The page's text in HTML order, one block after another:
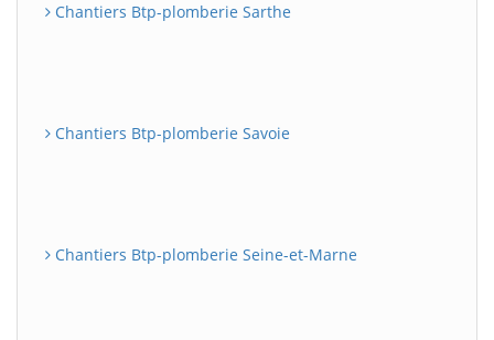
Chantiers Btp-plomberie Sarthe
Chantiers Btp-plomberie Savoie
Chantiers Btp-plomberie Seine-et-Marne